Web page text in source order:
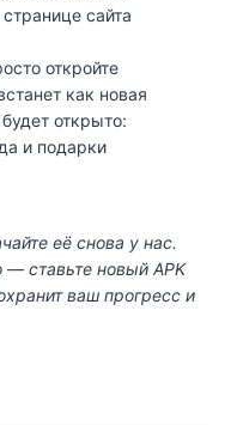
сайта
откройте
как новая
открыто:
и подарки
её снова у нас.
— ставьте новый APK
ваш прогресс и